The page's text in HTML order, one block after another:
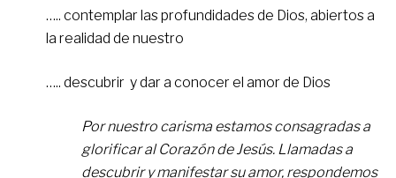
….. contemplar las profundidades de Dios, abiertos a
la realidad de nuestro
….. descubrir y dar a conocer el amor de Dios
Por nuestro carisma estamos consagradas a
glorificar al Corazón de Jesús. Llamadas a
descubrir y manifestar su amor, respondemos